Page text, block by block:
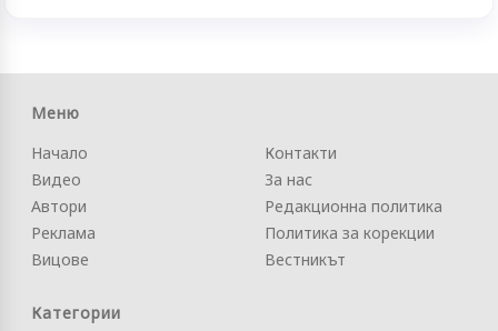
Меню
Начало
Видео
Автори
Реклама
Вицове
Контакти
За нас
Редакционна политика
Политика за корекции
Вестникът
Категории